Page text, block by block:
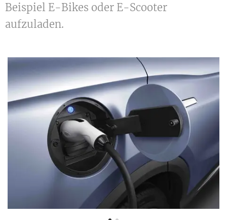
Beispiel E-Bikes oder E-Scooter
aufzuladen.